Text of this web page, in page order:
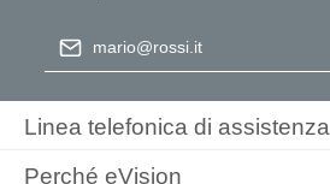
Indirizzo e-mail
termini e condizioni generali.
Linea telefonica di assistenza
Perché eVision